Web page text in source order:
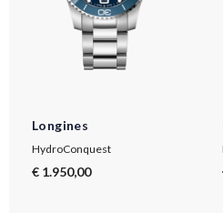
Longines
HydroConquest
€ 1.950,00